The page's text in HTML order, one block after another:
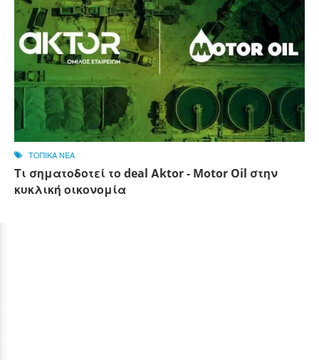
ΤΟΠΙΚΑ ΝΕΑ
Τι σηματοδοτεί το deal Αktor - Motor Oil στην
κυκλική οικονομία